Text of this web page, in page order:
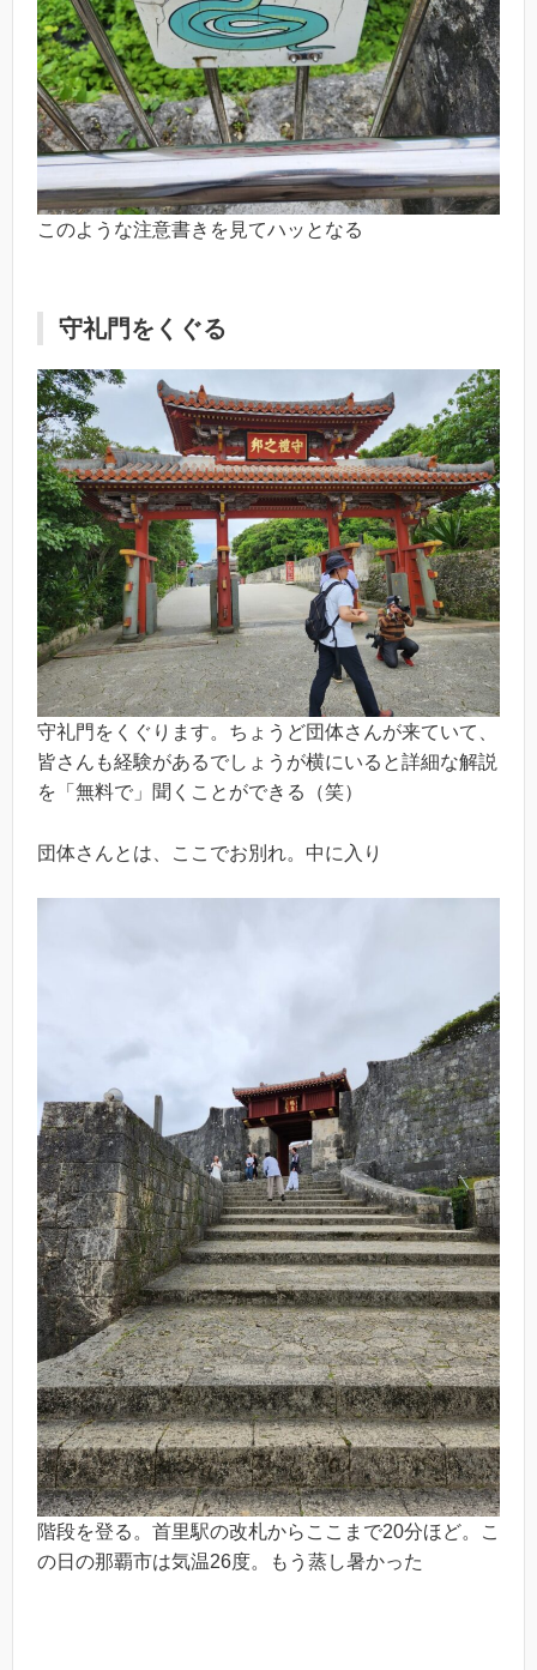
このような注意書きを見てハッとなる
守礼門をくぐる
守礼門をくぐります。ちょうど団体さんが来ていて、
皆さんも経験があるでしょうが横にいると詳細な解説
を「無料で」聞くことができる（笑）
団体さんとは、ここでお別れ。中に入り
階段を登る。首里駅の改札からここまで20分ほど。こ
の日の那覇市は気温26度。もう蒸し暑かった